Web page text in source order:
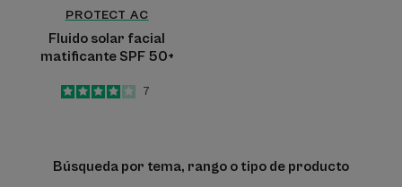
PROTECT AC
Fluido solar facial
matificante SPF 50+
4
/5
7
Búsqueda por tema, rango o tipo de producto